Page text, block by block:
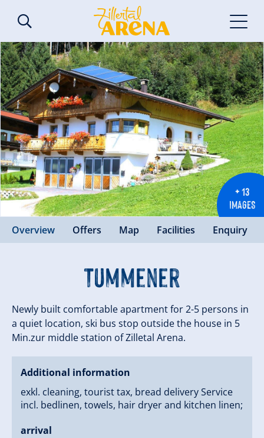
+ 13
IMAGES
Overview Offers Map Facilities Enquiry
Tummener
Newly built comfortable apartment for 2-5 persons in
a quiet location, ski bus stop outside the house in 5
Min.zur middle station of Zilletal Arena.
Additional information
exkl. cleaning, tourist tax, bread delivery Service
incl. bedlinen, towels, hair dryer and kitchen linen;
arrival